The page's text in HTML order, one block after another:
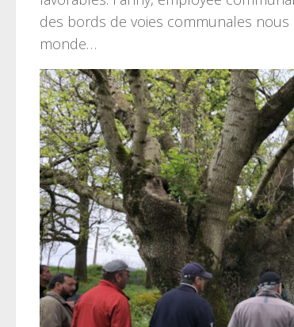
des bords de voies communales
monde…